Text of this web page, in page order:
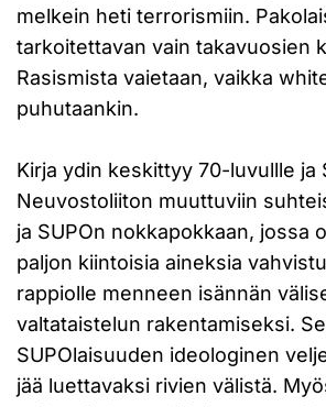
melkein heti terrorismiin.
tarkoitettavan vain takavuosien
Rasismista vaietaan, vaikka
puhutaankin.
Kirja ydin keskittyy 70-luvullle ja
Neuvostoliiton muuttuviin
ja SUPOn nokkapokkaan, jossa
paljon kiintoisia aineksia
rappiolle menneen isännän
valtataistelun rakentamiseksi.
SUPOlaisuuden ideologinen
jää luettavaksi rivien välistä.